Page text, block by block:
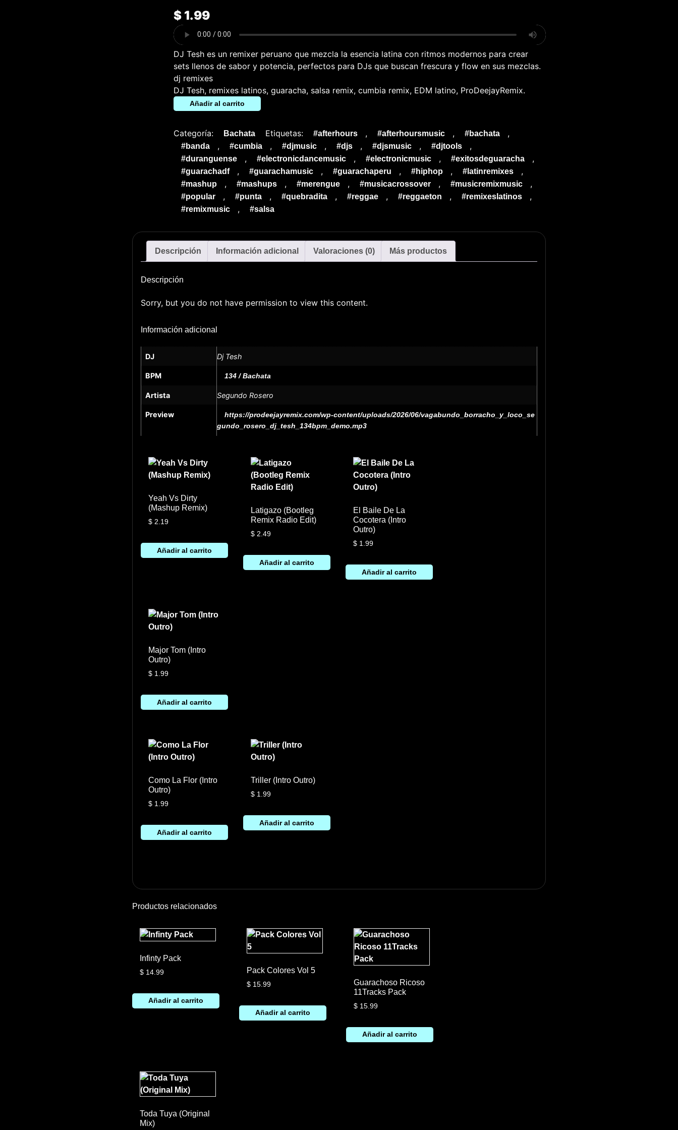
$1.99
DJ Tesh es un remixer peruano que mezcla la esencia latina con ritmos modernos para crear
sets llenos de sabor y potencia, perfectos para DJs que buscan frescura y flow en sus mezclas.
dj remixes
DJ Tesh, remixes latinos, guaracha, salsa remix, cumbia remix, EDM latino, ProDeejayRemix.
Vagabundo
Y
Outro)
cantidad
Añadir al carrito
Categoría: Bachata Etiquetas: #afterhours , #afterhoursmusic , #bachata ,
#banda , #cumbia , #djmusic , #djs , #djsmusic , #djtools ,
#duranguense , #electronicdancemusic , #electronicmusic , #exitosdeguaracha ,
#guarachadf , #guarachamusic , #guarachaperu , #hiphop , #latinremixes ,
#mashup , #mashups , #merengue , #musicacrossover , #musicremixmusic ,
#popular , #punta , #quebradita , #reggae , #reggaeton , #remixeslatinos ,
#remixmusic , #salsa
Descripción Información adicional Valoraciones (0) Más productos
Descripción
Sorry, but you do not have permission to view this content.
Información adicional
DJ Dj Tesh
BPM 134 / Bachata
Artista Segundo Rosero
Preview
https://prodeejayremix.com/wp-content/uploads/2026/06/vagabundo_borracho_y_loco_se
gundo_rosero_dj_tesh_134bpm_demo.mp3
Yeah Vs Dirty
(Mashup Remix)
$ 2.19
Añadir al carrito
Latigazo (Bootleg
Remix Radio Edit)
$ 2.49
Añadir al carrito
El Baile De La
Cocotera (Intro
Outro)
$ 1.99
Añadir al carrito
Major Tom (Intro
Outro)
$ 1.99
Añadir al carrito
Como La Flor (Intro
Outro)
$ 1.99
Añadir al carrito
Triller (Intro Outro)
$ 1.99
Añadir al carrito
Productos relacionados
Infinty Pack
$14.99
Añadir al carrito
Pack Colores Vol 5
$15.99
Añadir al carrito
Guarachoso Ricoso
11Tracks Pack
$15.99
Añadir al carrito
Toda Tuya (Original
Mix)